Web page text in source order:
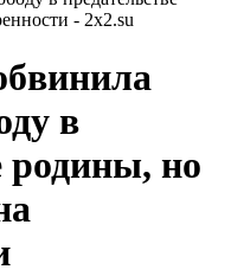
- 2x2.su
в
родины, но